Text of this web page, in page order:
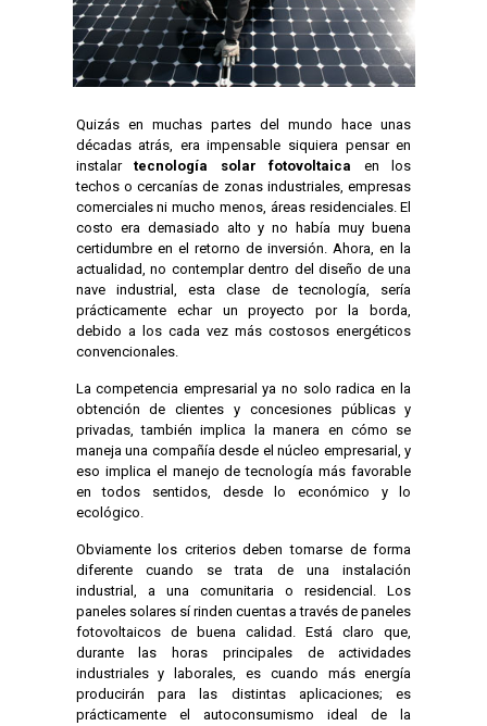
Quizás en muchas partes del mundo hace unas
décadas atrás, era impensable siquiera pensar en
instalartecnología solar fotovoltaica en los
techos o cercanías de zonas industriales, empresas
comerciales ni mucho menos, áreas residenciales. El
costo era demasiado alto y no había muy buena
certidumbre en el retorno de inversión. Ahora, en la
actualidad, no contemplar dentro del diseño de una
nave industrial, esta clase de tecnología, sería
prácticamente echar un proyecto por la borda,
debido a los cada vez más costosos energéticos
convencionales.
La competencia empresarial ya no solo radica en la
obtención de clientes y concesiones públicas y
privadas, también implica la manera en cómo se
maneja una compañía desde el núcleo empresarial, y
eso implica el manejo de tecnología más favorable
en todos sentidos, desde lo económico y lo
ecológico.
Obviamente los criterios deben tomarse de forma
diferente cuando se trata de una instalación
industrial, a una comunitaria o residencial. Los
paneles solares sí rinden cuentas a través de paneles
fotovoltaicos de buena calidad. Está claro que,
durante las horas principales de actividades
industriales y laborales, es cuando más energía
producirán para las distintas aplicaciones; es
prácticamente el autoconsumismo ideal de la